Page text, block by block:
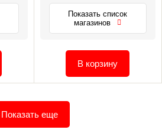
Показать список
магазинов
В корзину
Показать еще